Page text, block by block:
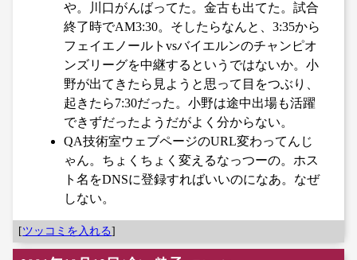
や。川口がんばってた。金古も出てた。試合
終了時でAM3:30。そしたらなんと、3:35から
フェイエノールトvsバイエルンのチャンピオ
ンズリーグを中継するというではないか。小
野が出てきたら見ようと思って目をつぶり、
起きたら7:30だった。小野は途中出場も活躍
できずだったようだがよく分からない。
QA技術室ウェブページのURL変わってんじ
ゃん。ちょくちょく変えるなっつーの。ホス
ト名をDNSに登録すればいいのになあ。なぜ
しない。
[ツッコミを入れる]